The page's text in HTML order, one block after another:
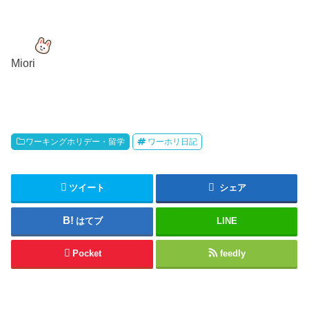
Miori
ワーキングホリデー・留学 ワーホリ日記
ツイート シェア
はてブ LINE
Pocket feedly